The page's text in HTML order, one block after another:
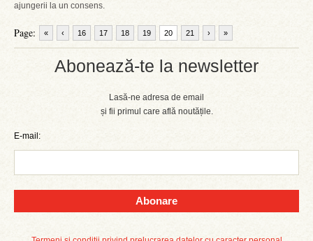
Abonează-te la newsletter
Lasă-ne adresa de email
și fii primul care află noutățile.
E-mail:
Abonare
ajungerii la un consens.
Page: « ‹ 16 17 18 19 20 21 › »